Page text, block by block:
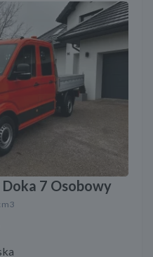
7 Osobowy